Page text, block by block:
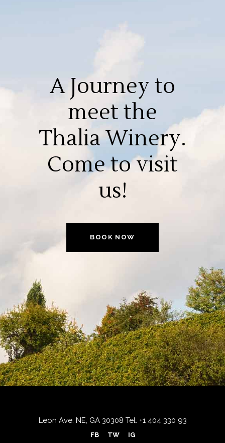
A Journey to
meet the
Thalia Winery.
Come to visit
us!
BOOK NOW
Leon Ave. NE, GA 30308 Tel. +1 404 330 93
FB TW IG